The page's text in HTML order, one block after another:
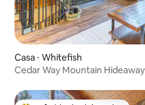
Casa ⋅ Whitefish
Cedar Way Mountain